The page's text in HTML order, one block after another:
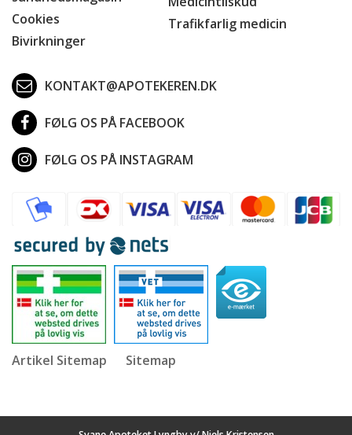
Cookies
Bivirkninger
Trafikfarlig medicin
KONTAKT@APOTEKEREN.DK
FØLG OS PÅ FACEBOOK
FØLG OS PÅ INSTAGRAM
Artikel Sitemap Sitemap